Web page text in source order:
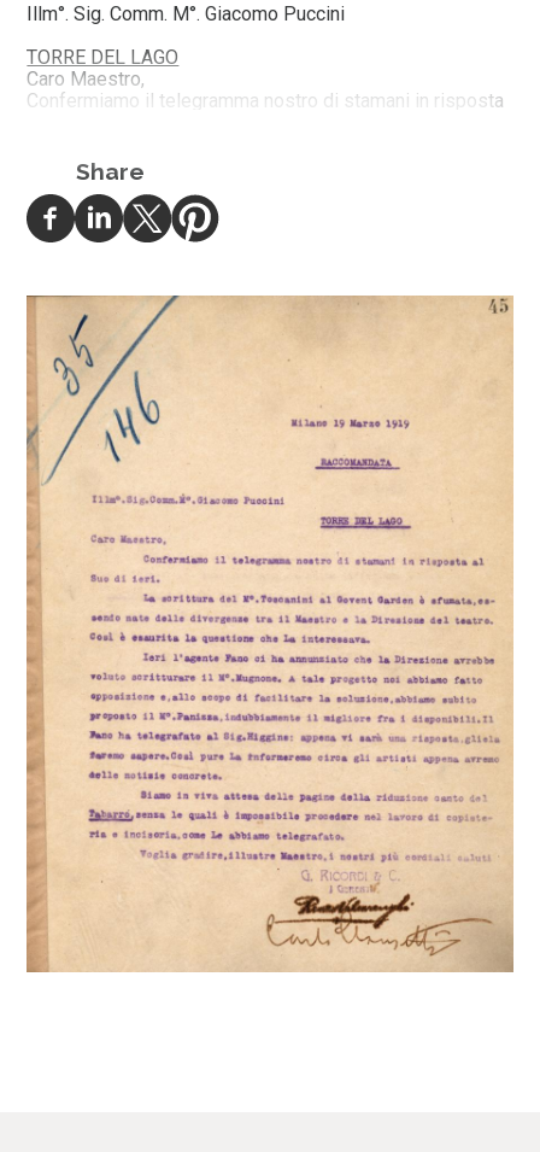
Illm°. Sig. Comm. M°. Giacomo Puccini
TORRE DEL LAGO
Caro Maestro,
Confermiamo il telegramma nostro di stamani in risposta
essendo nate delle divergenze tre il Maestro e la
Direzione del teatro. Così è esaurita la questione che La
interessava.
Ieri l'agente Fano ci ha annunziato che la Direzione
la soluzione, abbiamo subito proposto il M°.Panizza,
indubbiamente il miglio fra i disponibili. Il Fano ha
telegrafato al Sig. Higgins: appena vi sarà una risposta,
gliela faremo sapere. Così pure La informeremo circa gli
artisti appena avremo delle notizie concrete.
Siamo in viva attesa delle pagine della riduzione canto
del
Tabarro, senza le quali è impossibile procedere nel
lavoro di copisteria e incisoria, come Le abbiamo
telegrafato.
Voglia gradire, illustre Maestro, i nostri più cordiali saluti
G. Ricordi & C.
I GERENTI
Renzo Valcarenghi
Carlo Clausetti
Share